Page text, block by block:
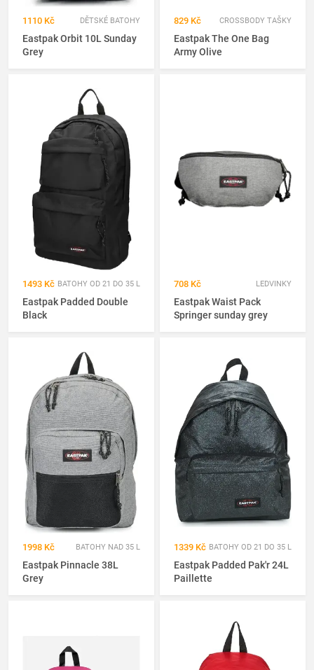
1110 Kč DĚTSKÉ BATOHY
Eastpak Orbit 10L Sunday
Grey
829 Kč CROSSBODY TAŠKY
Eastpak The One Bag
Army Olive
1493 Kč BATOHY OD 21 DO 35 L
Eastpak Padded Double
Black
708 Kč LEDVINKY
Eastpak Waist Pack
Springer sunday grey
1998 Kč BATOHY NAD 35 L
Eastpak Pinnacle 38L
Grey
1339 Kč BATOHY OD 21 DO 35 L
Eastpak Padded Pak'r 24L
Paillette